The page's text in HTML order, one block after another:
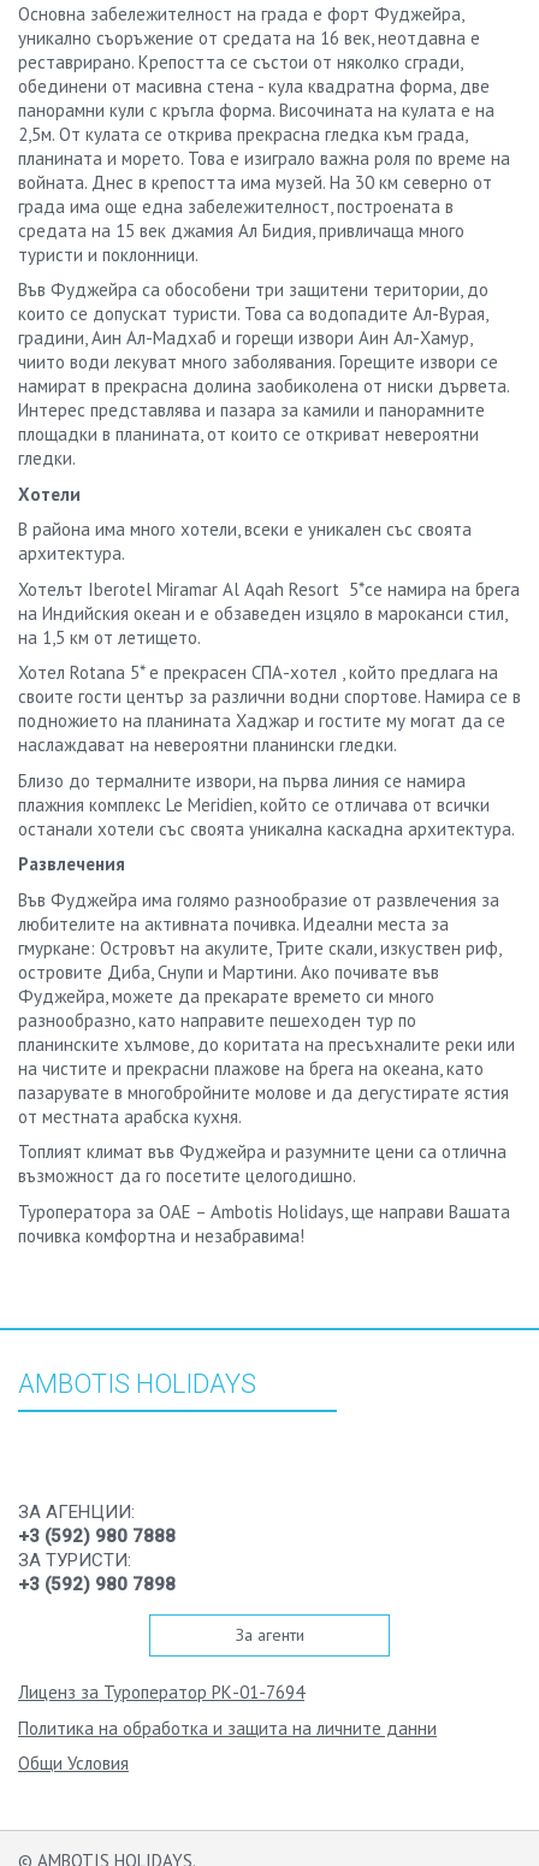
Основна забележителност на града е форт Фуджейра,
уникално съоръжение от средата на 16 век, неотдавна е
реставрирано. Крепостта се състои от няколко сгради,
обединени от масивна стена - кула квадратна форма, две
панорамни кули с кръгла форма. Височината на кулата е на
2,5м. От кулата се открива прекрасна гледка към града,
планината и морето. Това е изиграло важна роля по време на
войната. Днес в крепостта има музей. На 30 км северно от
града има още една забележителност, построената в
средата на 15 век джамия Ал Бидия, привличаща много
туристи и поклонници.
Във Фуджейра са обособени три защитени територии, до
които се допускат туристи. Това са водопадите Ал-Вурая,
градини, Аин Ал-Мадхаб и горещи извори Аин Ал-Хамур,
чиито води лекуват много заболявания. Горещите извори се
намират в прекрасна долина заобиколена от ниски дървета.
Интерес представлява и пазара за камили и панорамните
площадки в планината, от които се откриват невероятни
гледки.
Хотели
В района има много хотели, всеки е уникален със своята
архитектура.
Хотелът Iberotel Miramar Al Aqah Resort 5*се намира на брега
на Индийския океан и е обзаведен изцяло в мароканси стил,
на 1,5 км от летището.
Хотел Rotana 5* е прекрасен СПА-хотел , който предлага на
своите гости център за различни водни спортове. Намира се в
подножието на планината Хаджар и гостите му могат да се
наслаждават на невероятни планински гледки.
Близо до термалните извори, на първа линия се намира
плажния комплекс Le Meridien, който се отличава от всички
останали хотели със своята уникална каскадна архитектура.
Развлечения
Във Фуджейра има голямо разнообразие от развлечения за
любителите на активната почивка. Идеални места за
гмуркане: Островът на акулите, Трите скали, изкуствен риф,
островите Диба, Снупи и Мартини. Ако почивате във
Фуджейра, можете да прекарате времето си много
разнообразно, като направите пешеходен тур по
планинските хълмове, до коритата на пресъхналите реки или
на чистите и прекрасни плажове на брега на океана, като
пазарувате в многобройните молове и да дегустирате ястия
от местната арабска кухня.
Топлият климат във Фуджейра и разумните цени са отлична
възможност да го посетите целогодишно.
Туроператора за ОАЕ – Ambotis Holidays, ще направи Вашата
почивка комфортна и незабравима!
AMBOTIS HOLIDAYS
ЗА АГЕНЦИИ:
+3 (592) 980 7888
ЗА ТУРИСТИ:
+3 (592) 980 7898
За агенти
Лиценз за Туроператор РК-01-7694
Политика на обработка и защита на личните данни
Общи Условия
© AMBOTIS HOLIDAYS.